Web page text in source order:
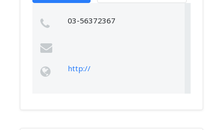
03-56372367
http://